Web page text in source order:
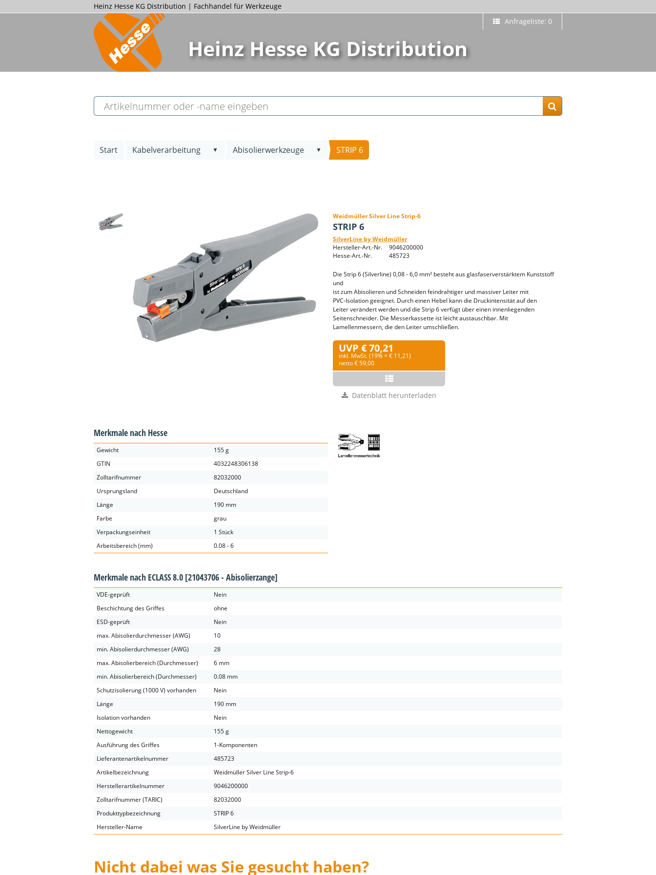
Heinz Hesse KG Distribution | Fachhandel für Werkzeuge
Anfrageliste: 0
Heinz Hesse KG Distribution
Start Kabelverarbeitung ▼ Abisolierwerkzeuge ▼ STRIP 6
Weidmüller Silver Line Strip-6
STRIP 6
SilverLine by Weidmüller
Hersteller-Art.-Nr.
9046200000
Hesse-Art.-Nr.
485723
Die Strip 6 (Silverline) 0,08 - 6,0 mm² besteht aus glasfaserverstärktem Kunststoff
und
ist zum Abisolieren und Schneiden feindrahtiger und massiver Leiter mit
PVC-Isolation geeignet. Durch einen Hebel kann die Druckintensität auf den
Leiter verändert werden und die Strip 6 verfügt über einen innenliegenden
Seitenschneider. Die Messerkassette ist leicht austauschbar. Mit
Lamellenmessern, die den Leiter umschließen.
UVP € 70,21
inkl. MwSt. (19% = € 11,21)
netto € 59,00
Datenblatt herunterladen
Merkmale nach Hesse
Gewicht
155 g
GTIN
4032248306138
Zolltarifnummer
82032000
Ursprungsland
Deutschland
Länge
190 mm
Farbe
grau
Verpackungseinheit
1 Stück
Arbeitsbereich (mm)
0.08 - 6
Merkmale nach ECLASS 8.0 [21043706 - Abisolierzange]
VDE-geprüft
Nein
Beschichtung des Griffes
ohne
ESD-geprüft
Nein
max. Abisolierdurchmesser (AWG)
10
min. Abisolierdurchmesser (AWG)
28
max. Abisolierbereich (Durchmesser)
6 mm
min. Abisolierbereich (Durchmesser)
0.08 mm
Schutzisolierung (1000 V) vorhanden
Nein
Länge
190 mm
Isolation vorhanden
Nein
Nettogewicht
155 g
Ausführung des Griffes
1-Komponenten
Lieferantenartikelnummer
485723
Artikelbezeichnung
Weidmüller Silver Line Strip-6
Herstellerartikelnummer
9046200000
Zolltarifnummer (TARIC)
82032000
Produkttypbezeichnung
STRIP 6
Hersteller-Name
SilverLine by Weidmüller
Nicht dabei was Sie gesucht haben?